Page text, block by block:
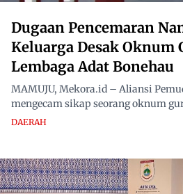
Dugaan Pencemaran
Keluarga Desak Oknum
Lembaga Adat Bonehau
MAMUJU, Mekora.id – Aliansi
mengecam sikap seorang oknum
DAERAH